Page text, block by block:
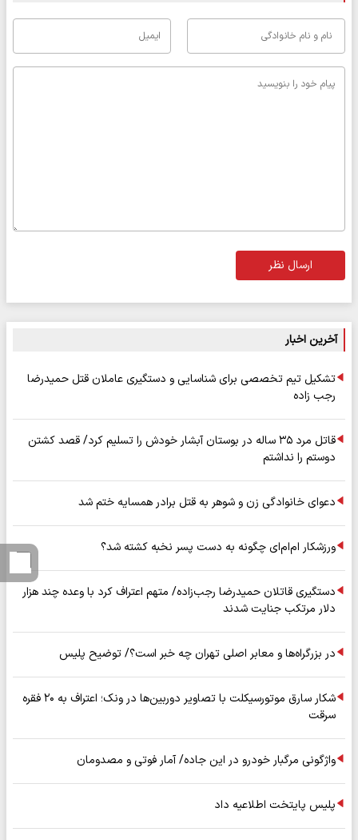
ارسال نظر
آخرین اخبار
تشکیل تیم تخصصی برای شناسایی و دستگیری عاملان قتل حمیدرضا
رجب زاده
قاتل مرد ۳۵ ساله در بوستان آبشار خودش را تسلیم کرد/ قصد کشتن
دوستم را نداشتم
دعوای خانوادگی زن و شوهر به قتل برادر همسایه ختم شد
ورزشکار ام‌ام‌ای چگونه به دست پسر نخبه کشته شد؟
دستگیری قاتلان حمیدرضا رجب‌زاده/ متهم اعتراف کرد با وعده چند هزار
دلار مرتکب جنایت شدند
در بزرگراه‌ها و معابر اصلی تهران چه خبر است؟/ توضیح پلیس
شکار سارق موتورسیکلت با تصاویر دوربین‌ها در ونک؛ اعتراف به ۲۰ فقره
سرقت
واژگونی مرگبار خودرو در این جاده/ آمار فوتی و مصدومان
پلیس پایتخت اطلاعیه داد